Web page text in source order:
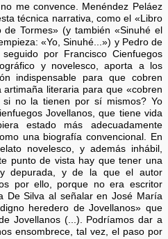
me convence. Menéndez Peláez
técnica narrativa, como el «Libro
Tormes» (y también «Sinuhé el
«Yo, Sinuhé...») y Pedro de
por Francisco Cienfuegos
y novelesco, aporta a los
indispensable para que cobren
literaria para que «cobren
si no la tienen por sí mismos? Yo
Jovellanos, que tiene vida
estado más adecuadamente
una biografía convencional. En
novelesco, y además inhábil,
punto de vista hay que tener una
depurada, y de la que el autor
por ello, porque no era escritor
De Silva al señalar en José María
heredero de Jovellanos» que
Jovellanos (...). Podríamos dar a
ensombrece, tal vez, el paso por